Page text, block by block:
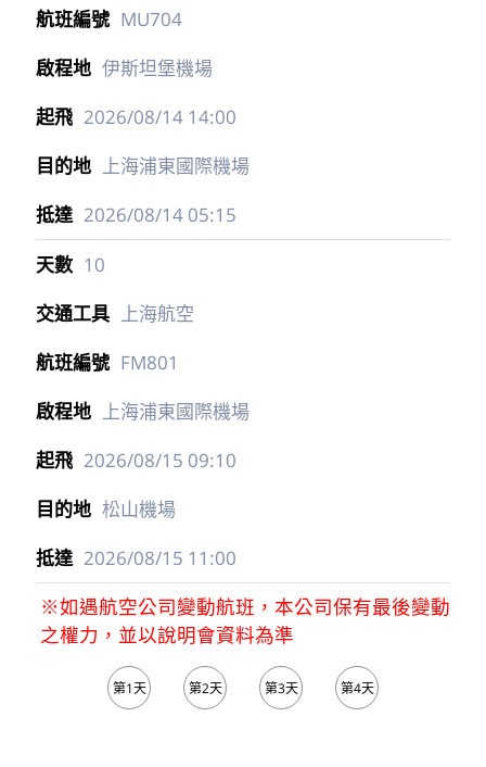
MU704
伊斯坦堡機場
2026/08/1414:00
上海浦東國際機場
2026/08/1405:15
10
上海航空
FM801
上海浦東國際機場
2026/08/15 09:10
松山機場
2026/08/15 11:00
※如遇航空公司變動航班，本公司保有最後變動
之權力，並以說明會資料為準
第1天 第2天 第3天 第4天